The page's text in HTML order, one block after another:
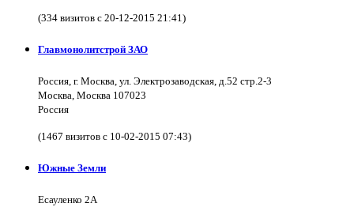
(334 визитов с 20-12-2015 21:41)
Главмонолитстрой ЗАО
Россия, г. Москва, ул. Электрозаводская, д.52 стр.2-3
Москва, Москва 107023
Россия
(1467 визитов с 10-02-2015 07:43)
Южные Земли
Есауленко 2А